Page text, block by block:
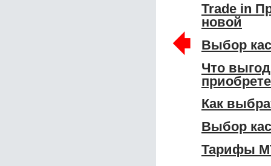
Trade in
новой
Выбор
Что
Как
Выбор
Тарифы
🠸